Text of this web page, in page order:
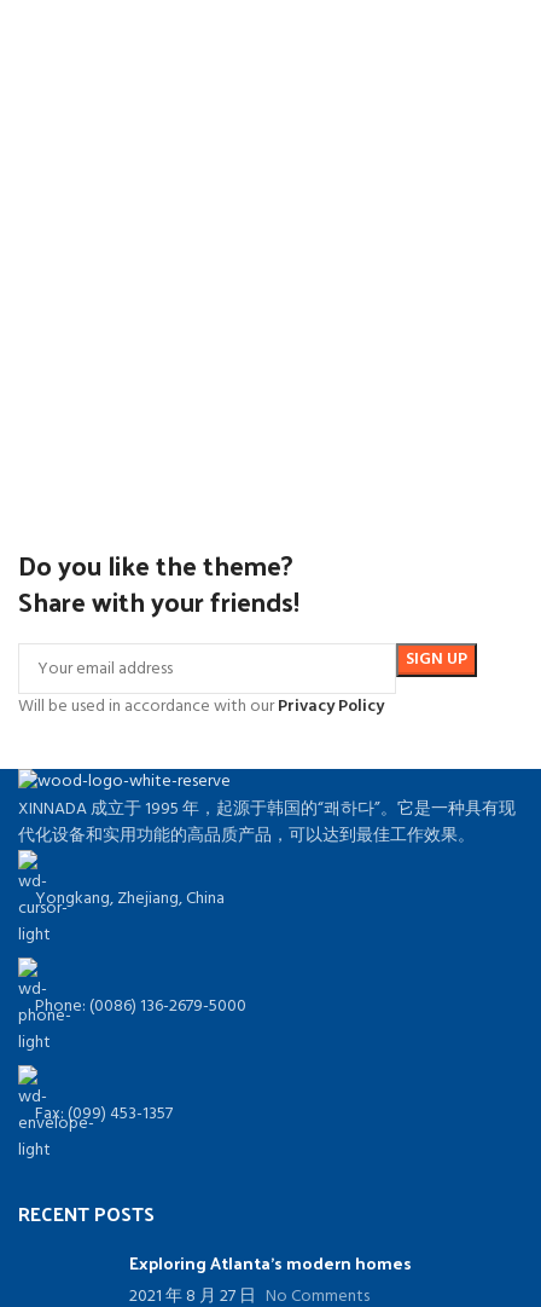
Do you like the theme?
Share with your friends!
Will be used in accordance with ourPrivacy Policy
XINNADA 成立于 1995 年，起源于韩国的“쾌하다”。它是一种具有现
代化设备和实用功能的高品质产品，可以达到最佳工作效果。
Yongkang, Zhejiang, China
Phone: (0086) 136-2679-5000
Fax: (099) 453-1357
RECENT POSTS
Exploring Atlanta’s modern homes
2021 年 8 月 27 日 No Comments